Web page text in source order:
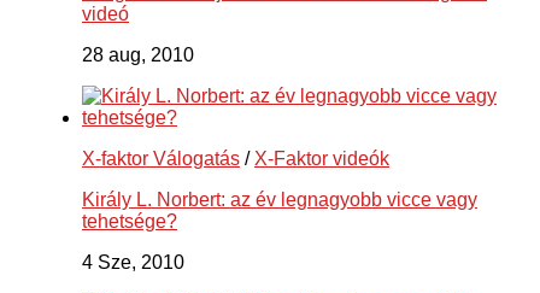
videó
28 aug, 2010
X-faktor Válogatás / X-Faktor videók
Király L. Norbert: az év legnagyobb vicce vagy
tehetsége?
4 Sze, 2010